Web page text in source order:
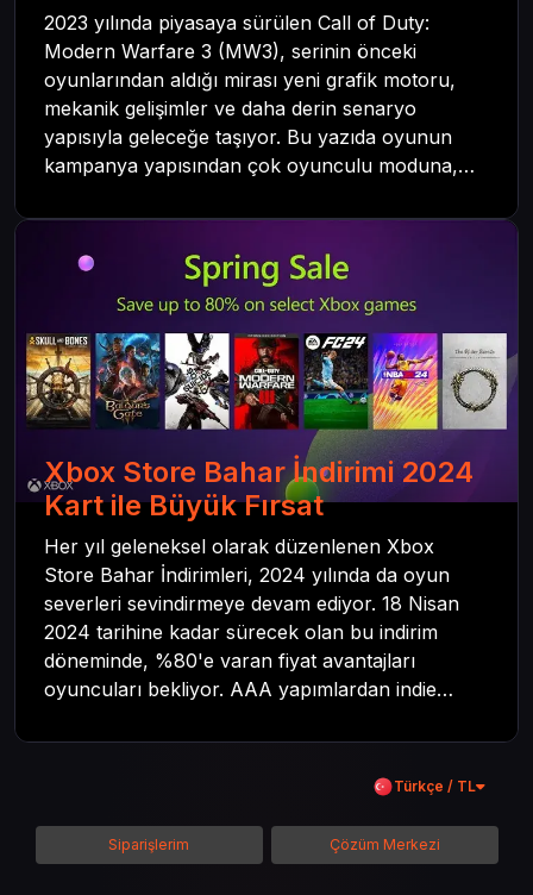
2023 yılında piyasaya sürülen Call of Duty:
Modern Warfare 3 (MW3), serinin önceki
oyunlarından aldığı mirası yeni grafik motoru,
mekanik gelişimler ve daha derin senaryo
yapısıyla geleceğe taşıyor. Bu yazıda oyunun
kampanya yapısından çok oyunculu moduna,
kadar her şeyi kapsamaya çalışacaktır. Tüm
içeriği boyunca Call of Duty evreninin
detaylarına inilecek ve steam hediye kartı
kullanımının avantajlarından da bahsedilecektir.
Xbox Store Bahar İndirimi 2024
Kart ile Büyük Fırsat
Her yıl geleneksel olarak düzenlenen Xbox
Store Bahar İndirimleri, 2024 yılında da oyun
severleri sevindirmeye devam ediyor. 18 Nisan
2024 tarihine kadar sürecek olan bu indirim
döneminde, %80'e varan fiyat avantajları
oyuncuları bekliyor. AAA yapımlardan indie
kampanya, dijital oyun koleksiyonunu
genleştirmek isteyenler için büyük bir fırsatTürkçe / TL
Siparişlerim Çözüm Merkezi